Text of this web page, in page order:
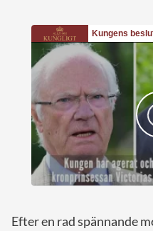
Efter en rad spännande